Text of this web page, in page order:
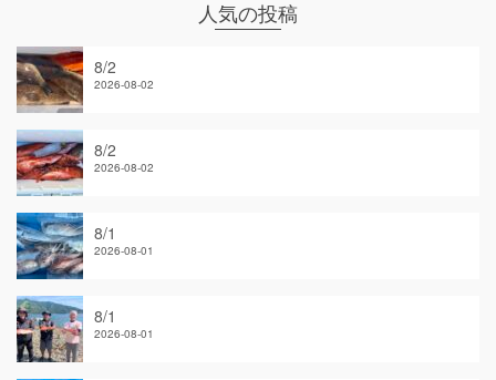
人気の投稿
8/2
2026-08-02
8/2
2026-08-02
8/1
2026-08-01
8/1
2026-08-01